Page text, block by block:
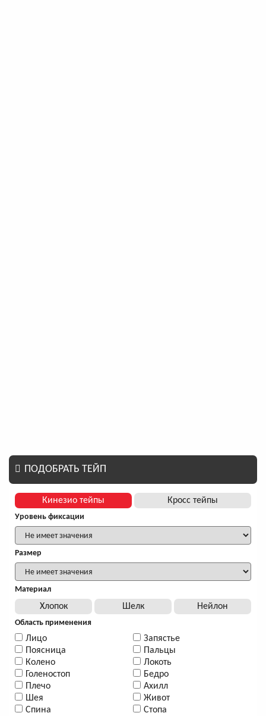
ПОДОБРАТЬ ТЕЙП
Кинезио тейпы Кросс тейпы
Уровень фиксации
Размер
Материал
Хлопок Шелк Нейлон
Область применения
Лицо
Поясница
Колено
Голеностоп
Плечо
Шея
Спина
Запястье
Пальцы
Локоть
Бедро
Ахилл
Живот
Стопа